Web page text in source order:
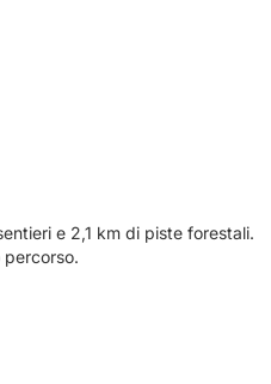
e 2,1 km di piste forestali.
percorso.